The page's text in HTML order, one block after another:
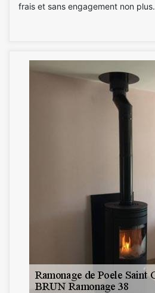
frais et sans engagement non plus.